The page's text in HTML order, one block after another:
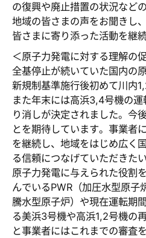
の復興や廃止措置の状況など
地域の皆さまの声をお聞きし
皆さまに寄り添った活動を継
＜原子力発電に対する理解の
全基停止が続いていた国内の
新規制基準施行後初めて川内
また年末には高浜3,4号機の
り消しが決定されました。今
とを期待しています。事業者
を継続し、地域をはじめ広く
る信頼につなげていただきた
原子力発電に与えられた役割
んでいるPWR（加圧水型原子
騰水型原子炉）や現在運転期
る美浜3号機や高浜1,2号機の
と事業者にはこれまでの審査